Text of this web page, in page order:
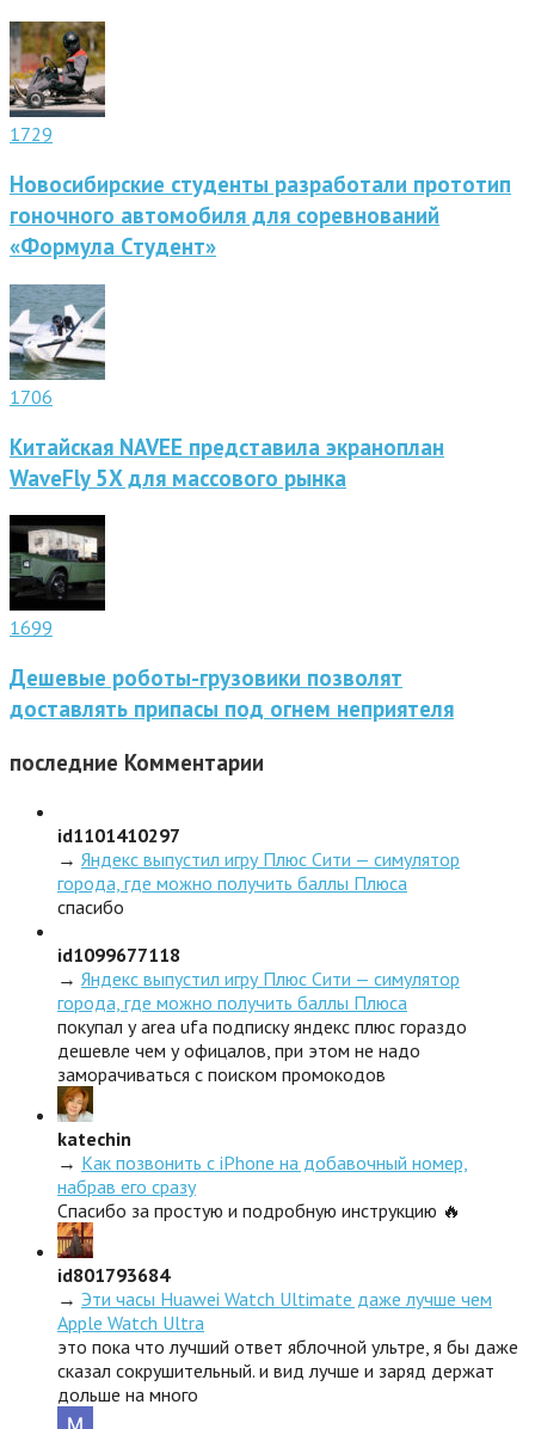
1729
Новосибирские студенты разработали прототип
гоночного автомобиля для соревнований
«Формула Студент»
1706
Китайская NAVEE представила экраноплан
WaveFly 5X для массового рынка
1699
Дешевые роботы-грузовики позволят
доставлять припасы под огнем неприятеля
последние Комментарии
id1101410297
→ Яндекс выпустил игру Плюс Сити — симулятор
города, где можно получить баллы Плюса
спасибо
id1099677118
→ Яндекс выпустил игру Плюс Сити — симулятор
города, где можно получить баллы Плюса
покупал у area ufa подписку яндекс плюс гораздо
дешевле чем у офицалов, при этом не надо
заморачиваться с поиском промокодов
katechin
→ Как позвонить с iPhone на добавочный номер,
набрав его сразу
Спасибо за простую и подробную инструкцию 🔥
id801793684
→ Эти часы Huawei Watch Ultimate даже лучше чем
Apple Watch Ultra
это пока что лучший ответ яблочной ультре, я бы даже
сказал сокрушительный. и вид лучше и заряд держат
дольше на много